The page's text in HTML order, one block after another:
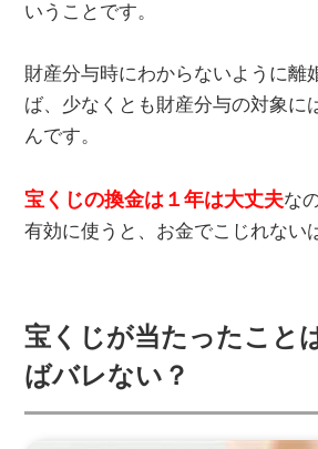
いうことです。
財産分与時にわからないように離
ば、少なくとも財産分与の対象に
んです。
宝くじの換金は１年は大丈夫な
有効に使うと、お金でこじれない
宝くじが当たったこと
ばバレない？